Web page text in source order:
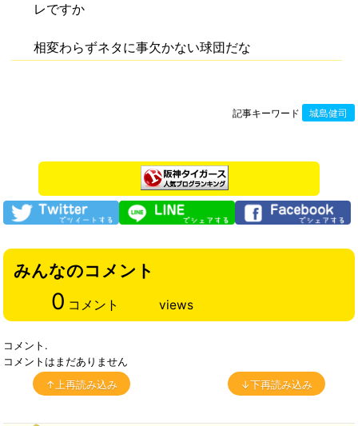
レですか
相変わらずネタに事欠かない球団だな
記事キーワード 城島健司
みんなのコメント
0 コメント views
コメント.
コメントはまだありません
↑上再読み込み
↓下再読み込み